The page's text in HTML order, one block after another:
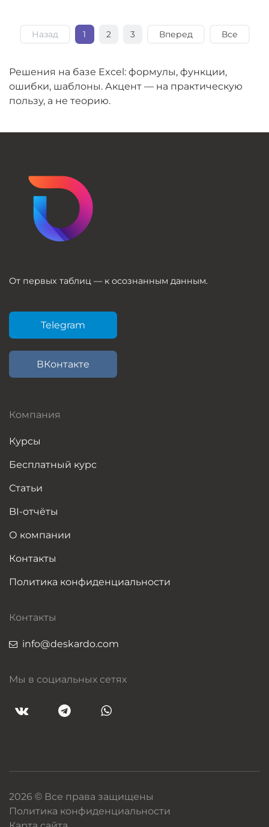
Назад 1 2 3 Вперед Все
Решения на базе Excel: формулы, функции,
ошибки, шаблоны. Акцент — на практическую
пользу, а не теорию.
От первых таблиц — к осознанным данным.
Telegram
ВКонтакте
Компания
Курсы
Бесплатный курс
Статьи
BI-отчёты
О компании
Контакты
Политика конфиденциальности
Контакты
info@deskardo.com
Мы в социальных сетях
2026 © Все права защищены
Политика конфиденциальности